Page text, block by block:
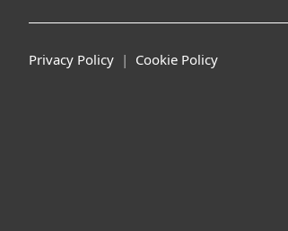
Privacy Policy | Cookie Policy